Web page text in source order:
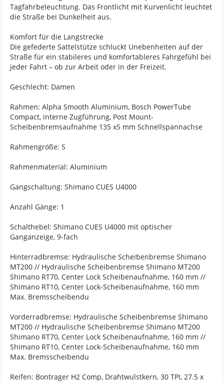
Tagfahrbeleuchtung. Das Frontlicht mit Kurvenlicht leuchtet
die Straße bei Dunkelheit aus.
Komfort für die Langstrecke
Die gefederte Sattelstütze schluckt Unebenheiten auf der
Straße für ein stabileres und komfortableres Fahrgefühl bei
jeder Fahrt – ob zur Arbeit oder in der Freizeit.
Geschlecht: Damen
Rahmen: Alpha Smooth Aluminium, Bosch PowerTube
Compact, interne Zugführung, Post Mount-
Scheibenbremsaufnahme 135 x5 mm Schnellspannachse
Rahmengröße: S
Rahmenmaterial: Aluminium
Gangschaltung: Shimano CUES U4000
Anzahl Gänge: 1
Schalthebel: Shimano CUES U4000 mit optischer
Ganganzeige, 9-fach
Hinterradbremse: Hydraulische Scheibenbremse Shimano
MT200 // Hydraulische Scheibenbremse Shimano MT200
Shimano RT70, Center Lock Scheibenaufnahme, 160 mm //
Shimano RT10, Center Lock-Scheibenaufnahme, 160 mm
Max. Bremsscheibendu
Vorderradbremse: Hydraulische Scheibenbremse Shimano
MT200 // Hydraulische Scheibenbremse Shimano MT200
Shimano RT70, Center Lock Scheibenaufnahme, 160 mm //
Shimano RT10, Center Lock-Scheibenaufnahme, 160 mm
Max. Bremsscheibendu
Reifen: Bontrager H2 Comp, Drahtwulstkern, 30 TPI, 27.5 x